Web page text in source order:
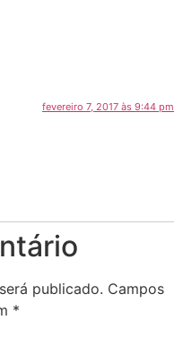
fevereiro 7, 2017 às 9:44 pm
publicado. Campos
*